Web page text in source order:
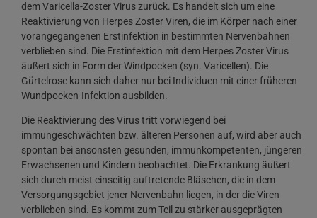
dem Varicella-Zoster Virus zurück. Es handelt sich um eine
Reaktivierung von Herpes Zoster Viren, die im Körper nach einer
vorangegangenen Erstinfektion in bestimmten Nervenbahnen
verblieben sind. Die Erstinfektion mit dem Herpes Zoster Virus
äußert sich in Form der Windpocken (syn. Varicellen). Die
Gürtelrose kann sich daher nur bei Individuen mit einer früheren
Wundpocken-Infektion ausbilden.
Die Reaktivierung des Virus tritt vorwiegend bei
immungeschwächten bzw. älteren Personen auf, wird aber auch
spontan bei ansonsten gesunden, immunkompetenten, jüngeren
Erwachsenen und Kindern beobachtet. Die Erkrankung äußert
sich durch meist einseitig auftretende Bläschen, die in dem
Versorgungsgebiet jener Nervenbahn liegen, in der die Viren
verblieben sind. Es kommt zum Teil zu stärker ausgeprägten